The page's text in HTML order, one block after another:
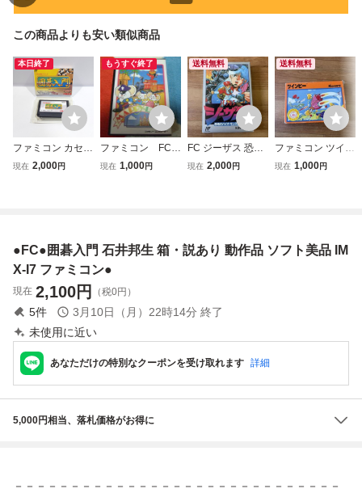
この商品よりも安い類似商品
本日終了
ファミコン カセッ
ト 囲碁入門 IMX-I
3504
現在 2,000円
もうすぐ終了
ファミコン FC
美品 マッピーラ
現在 1,000円
送料無料
FC ジーザス 恐怖
のバイオモンスタ
現在 2,000円
送料無料
ファミコン ツイン
ビー Konami 箱説
現在 1,000円
●FC●囲碁入門 石井邦生 箱・説あり 動作品 ソフト美品 IM
X-I7 ファミコン●
現在 2,100円 （税0円）
5件 3月10日（月）22時14分 終了
未使用に近い
あなただけの特別なクーポンを受け取れます 詳細
5,000円相当、落札価格がお得に
－－－－－－－－－－－－－－－－－－－－－－－－－－－－－